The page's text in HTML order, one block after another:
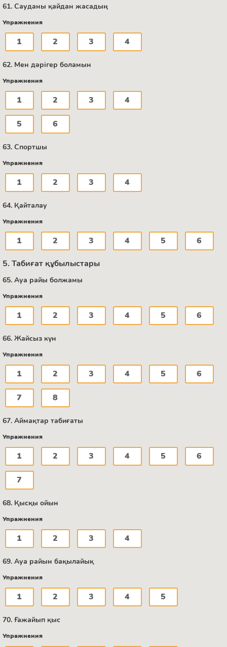
61. Сауданы қайдан жасадың
Упражнения
1 2 3 4
62. Мен дәрігер боламын
Упражнения
1 2 3 4
5 6
63. Спортшы
Упражнения
1 2 3 4
64. Қайталау
Упражнения
1 2 3 4 5 6
5. Табиғат құбылыстары
65. Ауа райы болжамы
Упражнения
1 2 3 4 5 6
66. Жайсыз күн
Упражнения
1 2 3 4 5 6
7 8
67. Аймақтар табиғаты
Упражнения
1 2 3 4 5 6
7
68. Қысқы ойын
Упражнения
1 2 3 4
69. Ауа райын бақылайық
Упражнения
1 2 3 4 5
70. Ғажайып қыс
Упражнения